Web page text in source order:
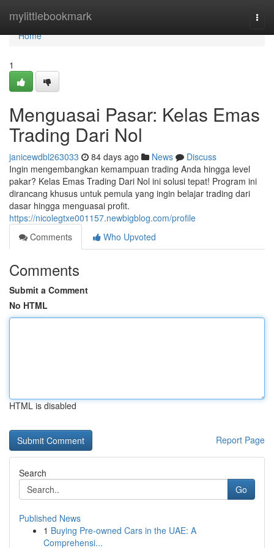
mylittlebookmark
Home
Home
1
Menguasai Pasar: Kelas Emas
Trading Dari Nol
janicewdbl263033 84 days ago News
Discuss
Ingin mengembangkan kemampuan trading Anda hingga level
pakar? Kelas Emas Trading Dari Nol ini solusi tepat! Program ini
dirancang khusus untuk pemula yang ingin belajar trading dari
dasar hingga menguasai profit.
https://nicolegtxe001157.newbigblog.com/profile
Comments
Who Upvoted
Comments
Submit a Comment
No HTML
HTML is disabled
Report Page
Search
Go
Published News
1 Buying Pre-owned Cars in the UAE: A
Comprehensi...